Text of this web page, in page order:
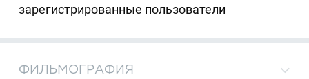
зарегистрированные пользователи
ФИЛЬМОГРАФИЯ